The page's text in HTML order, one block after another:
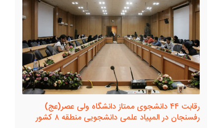
رقابت ۴۴ دانشجوی ممتاز دانشگاه ولی عصر(عج)
رفسنجان در المپیاد علمی دانشجویی منطقه ۸ کشور